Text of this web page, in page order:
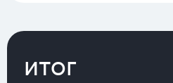
итог